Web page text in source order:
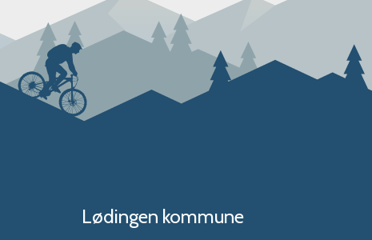
Lødingen kommune